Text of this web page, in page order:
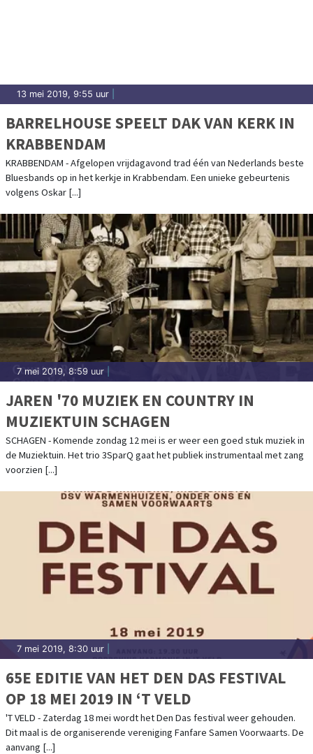
13 mei 2019, 9:55 uur
BARRELHOUSE SPEELT DAK VAN KERK IN
KRABBENDAM
KRABBENDAM - Afgelopen vrijdagavond trad één van Nederlands beste
Bluesbands op in het kerkje in Krabbendam. Een unieke gebeurtenis
volgens Oskar [...]
7 mei 2019, 8:59 uur
JAREN '70 MUZIEK EN COUNTRY IN
MUZIEKTUIN SCHAGEN
SCHAGEN - Komende zondag 12 mei is er weer een goed stuk muziek in
de Muziektuin. Het trio 3SparQ gaat het publiek instrumentaal met zang
voorzien [...]
7 mei 2019, 8:30 uur
65E EDITIE VAN HET DEN DAS FESTIVAL
OP 18 MEI 2019 IN ‘T VELD
'T VELD - Zaterdag 18 mei wordt het Den Das festival weer gehouden.
Dit maal is de organiserende vereniging Fanfare Samen Voorwaarts. De
aanvang [...]